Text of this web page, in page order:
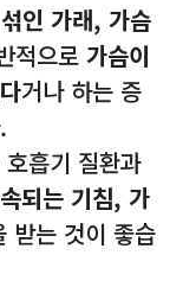
인 가래, 가슴
적으로 가슴이
거나 하는 증
흡기 질환과
되는 기침, 가
받는 것이 좋습